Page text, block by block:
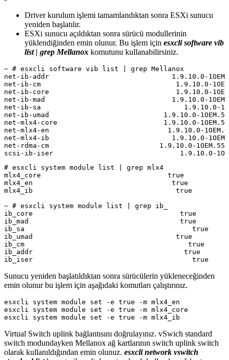
Driver kurulum işlemi tamamlandıktan sonra ESXi sunucu
yeniden başlatılır.
ESXi sunucu açıldıktan sonra sürücü modullerinin
yüklendiğinden emin olunur. Bu işlem için esxcli software vib
list | grep Mellanox komutunu kullanabilirsiniz.
~ # esxcli software vib list | grep Mellanox
net-ib-addr                              1.9.10.0-
net-ib-cm                                 1.9.10.0-
net-ib-core                               1.9.10.0-
net-ib-mad                               1.9.10.0-
net-ib-sa                                   1.9.10.0-
net-ib-umad                            1.9.10.0-
net-mlx4-core                          1.9.10.0-
net-mlx4-en                             1.9.10.0-
net-mlx4-ib                              1.9.10.0-
net-rdma-cm                           1.9.10.0-
# esxcli system module list | grep mlx4
mlx4_core                               true
mlx4_en                                  true
mlx4_ib                                   true
~ # esxcli system module list | grep ib_
ib_core                                    true
ib_mad                                     true
ib_sa                                         true
ib_umad                                   true
ib_cm                                        true
ib_addr                                     true
Sunucu yeniden başlatıldıktan sonra sürücülerin yükleneceğinden
emin olunur bu işlem için aşağıdaki komutları çalıştırınız.
esxcli system module set -e true -m mlx4_en
esxcli system module set -e true -m mlx4_core
Virtual Switch uplink bağlantısını doğrulayınız. vSwich standard
switch modundayken Mellanox ağ kartlarının switch uplink switch
olarak kullanıldığından emin olunuz. esxcli network vswitch